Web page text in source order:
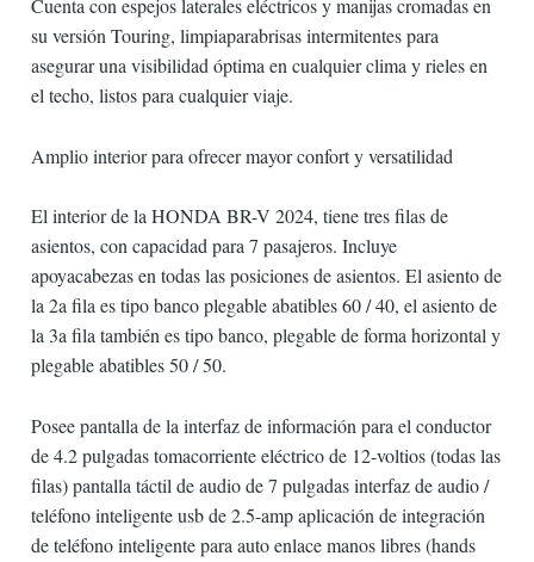
Cuenta con espejos laterales eléctricos y manijas cromadas en
su versión Touring, limpiaparabrisas intermitentes para
asegurar una visibilidad óptima en cualquier clima y rieles en
el techo, listos para cualquier viaje.
Amplio interior para ofrecer mayor confort y versatilidad
El interior de la HONDA BR-V 2024, tiene tres filas de
asientos, con capacidad para 7 pasajeros. Incluye
apoyacabezas en todas las posiciones de asientos. El asiento de
la 2a fila es tipo banco plegable abatibles 60 / 40, el asiento de
la 3a fila también es tipo banco, plegable de forma horizontal y
plegable abatibles 50 / 50.
Posee pantalla de la interfaz de información para el conductor
de 4.2 pulgadas tomacorriente eléctrico de 12-voltios (todas las
filas) pantalla táctil de audio de 7 pulgadas interfaz de audio /
teléfono inteligente usb de 2.5-amp aplicación de integración
de teléfono inteligente para auto enlace manos libres (hands